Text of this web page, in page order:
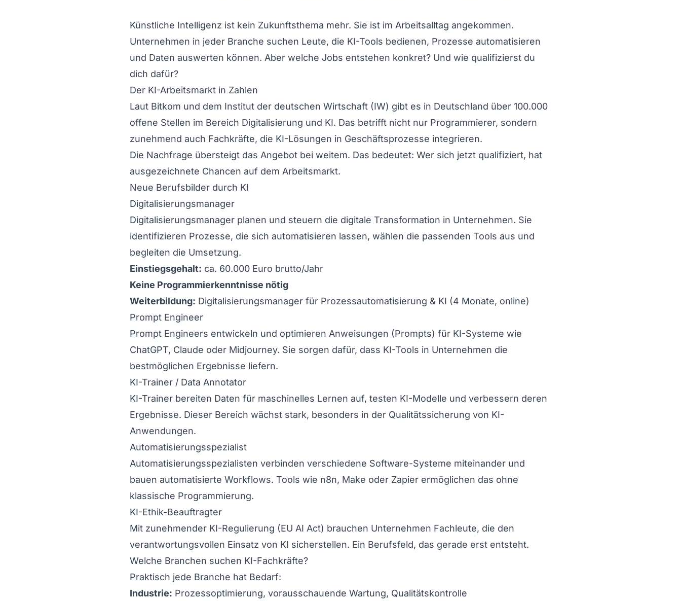
Künstliche Intelligenz ist kein Zukunftsthema mehr. Sie ist im Arbeitsalltag angekommen.
Unternehmen in jeder Branche suchen Leute, die KI-Tools bedienen, Prozesse automatisieren
und Daten auswerten können. Aber welche Jobs entstehen konkret? Und wie qualifizierst du
dich dafür?
Der KI-Arbeitsmarkt in Zahlen
Laut Bitkom und dem Institut der deutschen Wirtschaft (IW) gibt es in Deutschland über 100.000
offene Stellen im Bereich Digitalisierung und KI. Das betrifft nicht nur Programmierer, sondern
zunehmend auch Fachkräfte, die KI-Lösungen in Geschäftsprozesse integrieren.
Die Nachfrage übersteigt das Angebot bei weitem. Das bedeutet: Wer sich jetzt qualifiziert, hat
ausgezeichnete Chancen auf dem Arbeitsmarkt.
Neue Berufsbilder durch KI
Digitalisierungsmanager
Digitalisierungsmanager planen und steuern die digitale Transformation in Unternehmen. Sie
identifizieren Prozesse, die sich automatisieren lassen, wählen die passenden Tools aus und
begleiten die Umsetzung.
Einstiegsgehalt: ca. 60.000 Euro brutto/Jahr
Keine Programmierkenntnisse nötig
Weiterbildung: Digitalisierungsmanager für Prozessautomatisierung & KI (4 Monate, online)
Prompt Engineer
Prompt Engineers entwickeln und optimieren Anweisungen (Prompts) für KI-Systeme wie
ChatGPT, Claude oder Midjourney. Sie sorgen dafür, dass KI-Tools in Unternehmen die
bestmöglichen Ergebnisse liefern.
KI-Trainer / Data Annotator
KI-Trainer bereiten Daten für maschinelles Lernen auf, testen KI-Modelle und verbessern deren
Ergebnisse. Dieser Bereich wächst stark, besonders in der Qualitätssicherung von KI-
Anwendungen.
Automatisierungsspezialist
Automatisierungsspezialisten verbinden verschiedene Software-Systeme miteinander und
bauen automatisierte Workflows. Tools wie n8n, Make oder Zapier ermöglichen das ohne
klassische Programmierung.
KI-Ethik-Beauftragter
Mit zunehmender KI-Regulierung (EU AI Act) brauchen Unternehmen Fachleute, die den
verantwortungsvollen Einsatz von KI sicherstellen. Ein Berufsfeld, das gerade erst entsteht.
Welche Branchen suchen KI-Fachkräfte?
Praktisch jede Branche hat Bedarf:
Industrie: Prozessoptimierung, vorausschauende Wartung, Qualitätskontrolle